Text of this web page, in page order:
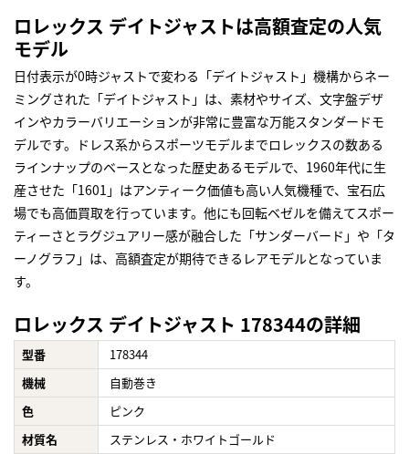
ロレックス デイトジャストは高額査定の人気
モデル
日付表示が0時ジャストで変わる「デイトジャスト」機構からネー
ミングされた「デイトジャスト」は、素材やサイズ、文字盤デザ
インやカラーバリエーションが非常に豊富な万能スタンダードモ
デルです。ドレス系からスポーツモデルまでロレックスの数ある
ラインナップのベースとなった歴史あるモデルで、1960年代に生
産させた「1601」はアンティーク価値も高い人気機種で、宝石広
場でも高価買取を行っています。他にも回転ベゼルを備えてスポー
ティーさとラグジュアリー感が融合した「サンダーバード」や「タ
ーノグラフ」は、高額査定が期待できるレアモデルとなっていま
す。
ロレックス デイトジャスト 178344の詳細
型番
178344
機械
自動巻き
色
ピンク
材質名
ステンレス・ホワイトゴールド